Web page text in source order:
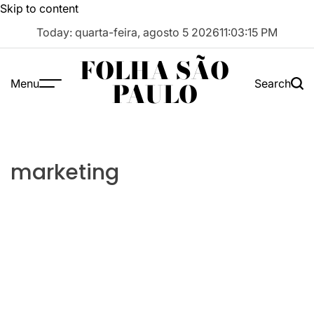
Skip to content
Today: quarta-feira, agosto 5 202611:03:15 PM
Menu FOLHA SÃO
PAULO Search
marketing